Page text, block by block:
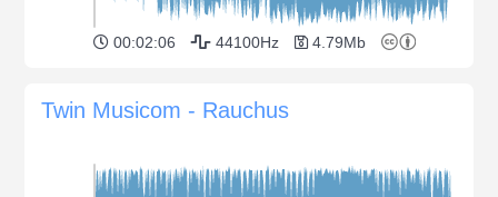
00:02:06 44100Hz 4.79Mb
Twin Musicom - Rauchus